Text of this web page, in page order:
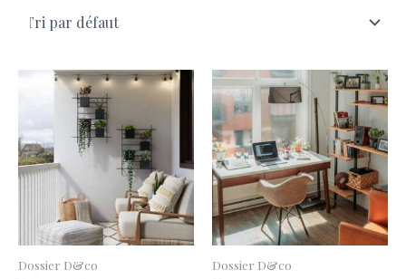
Dossier D&co Dossier D&co